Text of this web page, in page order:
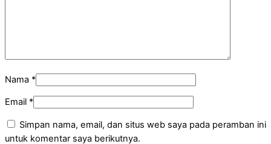
Nama *
Email *
Simpan nama, email, dan situs web saya pada peramban ini
untuk komentar saya berikutnya.